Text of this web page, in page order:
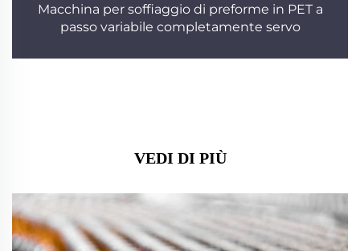
Macchina per soffiaggio di preforme in PET a
passo variabile completamente servo
VEDI DI PIÙ